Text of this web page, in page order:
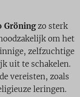
Gröningzo sterk
om het
zelfzuchtige
uit te schakelen.
vereisten, zoals
leringen.